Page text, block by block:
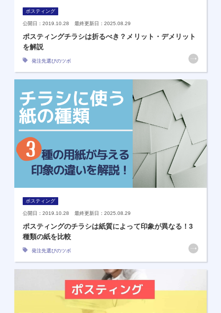
ポスティング
公開日：2019.10.28 最終更新日：2025.08.29
ポスティングチラシは折るべき？メリット・デメリット
を解説
発注先選びのツボ
ポスティング
公開日：2019.10.28 最終更新日：2025.08.29
ポスティングのチラシは紙質によって印象が異なる！3
種類の紙を比較
発注先選びのツボ